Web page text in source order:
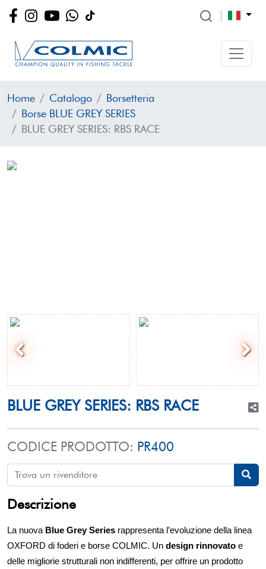
Home Catalogo
Borsetteria
Borse BLUE GREY SERIES
BLUE GREY SERIES: RBS RACE
BLUE GREY SERIES: RBS RACE
CODICE PRODOTTO: PR400
Descrizione
La nuova Blue Grey Series rappresenta l’evoluzione della linea
OXFORD di foderi e borse COLMIC. Un design rinnovato e
delle migliorie strutturali non indifferenti, per offrire un prodotto